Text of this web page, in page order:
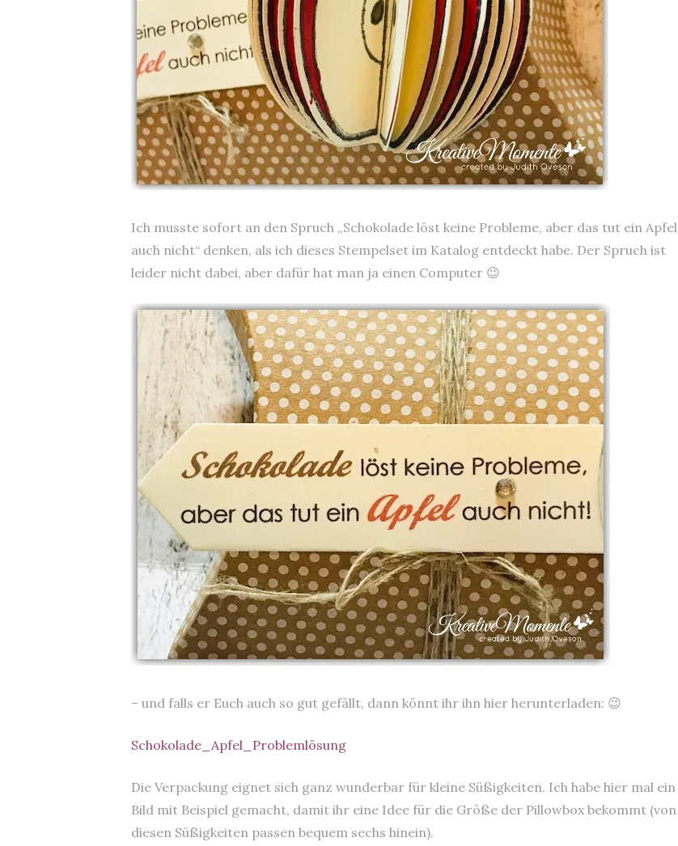
Ich musste sofort an den Spruch „Schokolade löst keine Probleme, aber das tut ein Apfel
auch nicht“ denken, als ich dieses Stempelset im Katalog entdeckt habe. Der Spruch ist
leider nicht dabei, aber dafür hat man ja einen Computer 😉
– und falls er Euch auch so gut gefällt, dann könnt ihr ihn hier herunterladen: 😉
Schokolade_Apfel_Problemlösung
Die Verpackung eignet sich ganz wunderbar für kleine Süßigkeiten. Ich habe hier mal ein
Bild mit Beispiel gemacht, damit ihr eine Idee für die Größe der Pillowbox bekommt (von
diesen Süßigkeiten passen bequem sechs hinein).